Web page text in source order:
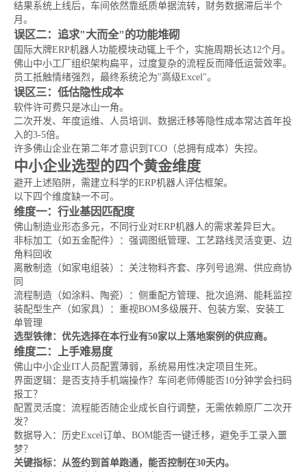
结果系统上线后，车间依然靠纸质单据流转，财务数据滞后半个
月。
误区二：追求"大而全"的功能堆砌
国际大牌ERP机器人功能模块动辄上千个，实施周期长达12个月。
佛山中小工厂组织架构扁平，过度复杂的流程反而降低运营效率。
员工抵触情绪强烈，最终系统沦为"高级Excel"。
误区三：低估隐性成本
软件许可费只是冰山一角。
二次开发、年度运维、人员培训、数据迁移等隐性成本常达首年投
入的3-5倍。
许多佛山企业在第二年才意识到TCO（总拥有成本）失控。
中小企业选型的四个黄金维度
避开上述陷阱，需建立科学的ERP机器人评估框架。
以下四个维度缺一不可。
维度一：行业基因匹配度
佛山制造业形态多元，不同行业对ERP机器人的需求差异巨大。
非标加工（如五金配件）：强调图纸管理、工艺路线灵活变更、边
角料回收
离散制造（如家电组装）：关注物料齐套、序列号追溯、供应商协
同
流程制造（如涂料、陶瓷）：侧重配方管理、批次追溯、能耗监控
装配型生产（如家具）：重视BOM多级展开、包装方案、安装工
单管理
选型铁律：优先选择在本行业有50家以上落地案例的供应商。
维度二：上手难易度
佛山中小企业IT人员配置薄弱，系统易用性决定项目生死。
界面逻辑：是否支持手机端操作？车间老师傅能否10分钟学会扫码
报工？
配置灵活度：流程能否随企业成长自行调整，无需依赖原厂二次开
发？
数据导入：历史Excel订单、BOM能否一键迁移，避免手工录入噩
梦？
关键指标：从签约到首单跑通，能否控制在30天内。